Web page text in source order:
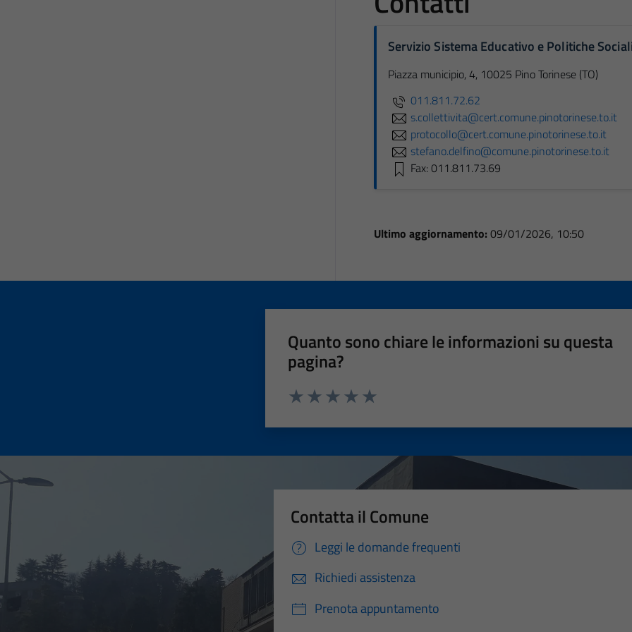
Servizio Sistema Educativo e Politiche
Piazza municipio, 4, 10025 Pino Torinese (TO)
011.811.72.62
s.collettivita@cert.comune.pinotorinese.to.it
protocollo@cert.comune.pinotorinese.to.it
stefano.delfino@comune.pinotorinese.to.it
Fax: 011.811.73.69
Ultimo aggiornamento: 09/01/2026, 10:50
Quanto sono chiare le informazioni su questa
pagina?
Contatta il Comune
Leggi le domande frequenti
Richiedi assistenza
Prenota appuntamento